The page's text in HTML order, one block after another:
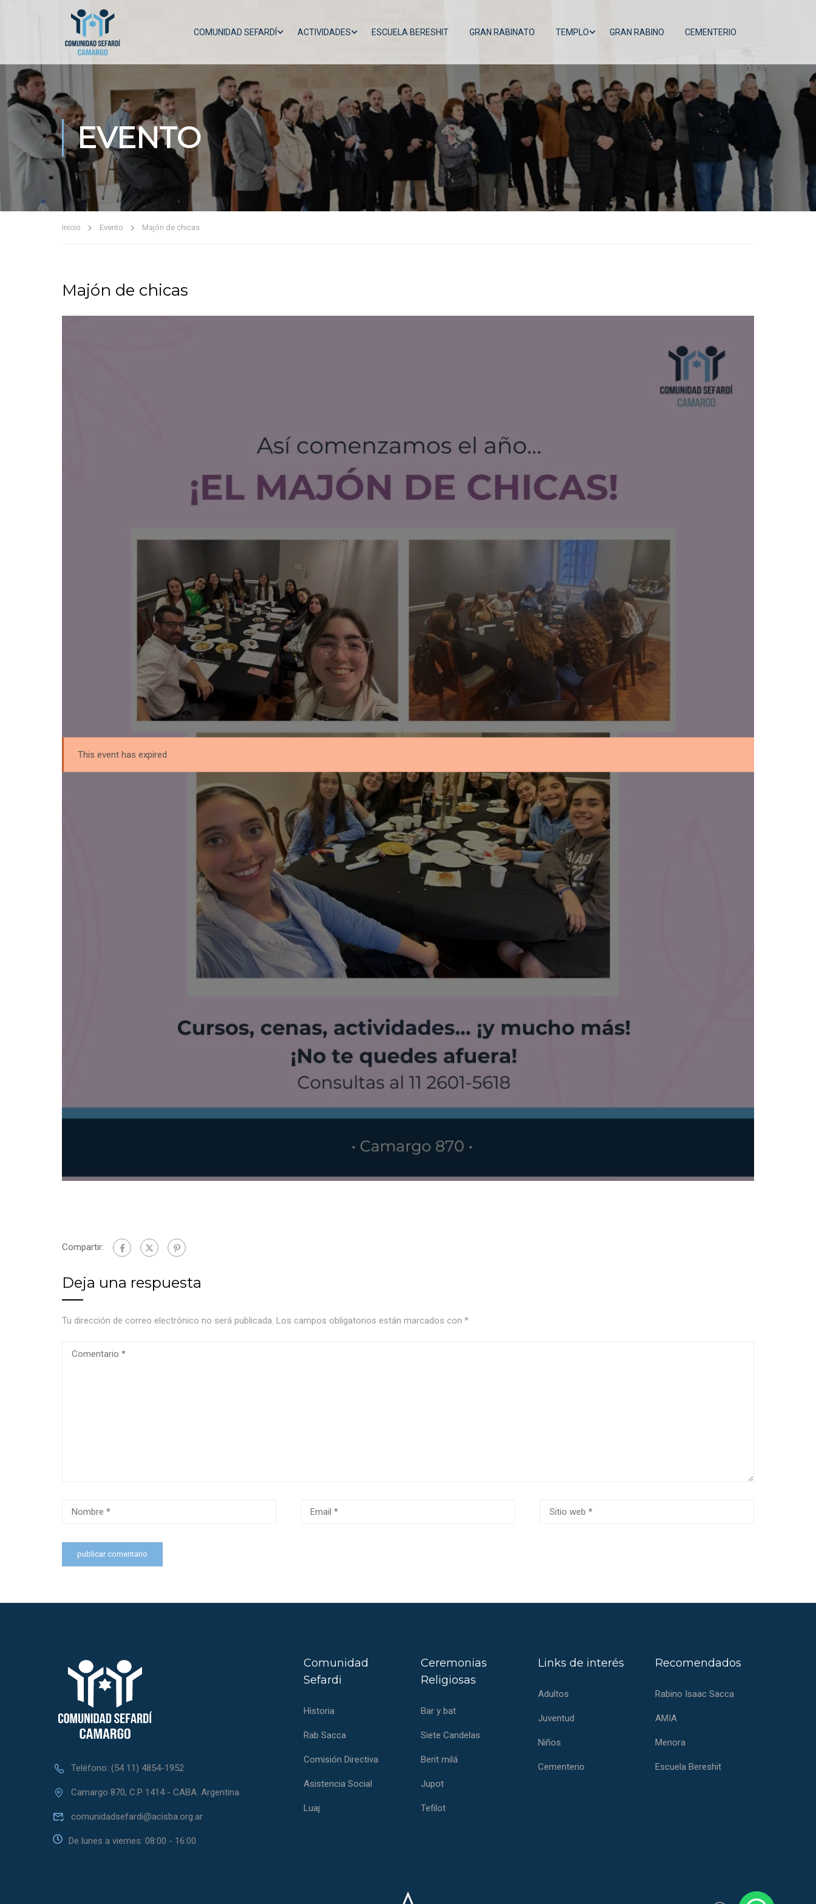
COMUNIDAD SEFARDÍ ACTIVIDADES ESCUELA BERESHIT GRAN RABINATO TEMPLO GRAN RABINO CEMENTERIO
EVENTO
Inicio Evento Majón de chicas
Majón de chicas
This event has expired
Compartir:
Deja una respuesta
Tu dirección de correo electrónico no será publicada. Los campos obligatorios están marcados con *
Teléfono: (54 11) 4854-1952
Camargo 870, C.P 1414 - CABA. Argentina.
comunidadsefardi@acisba.org.ar
De lunes a viernes: 08:00 - 16:00
Comunidad
Sefardi
Historia
Rab Sacca
Comisión Directiva
Asistencia Social
Luaj
Ceremonias
Religiosas
Bar y bat
Siete Candelas
Berit milá
Jupot
Tefilot
Links de interés
Adultos
Juventud
Niños
Cementerio
Recomendados
Rabino Isaac Sacca
AMIA
Menora
Escuela Bereshit